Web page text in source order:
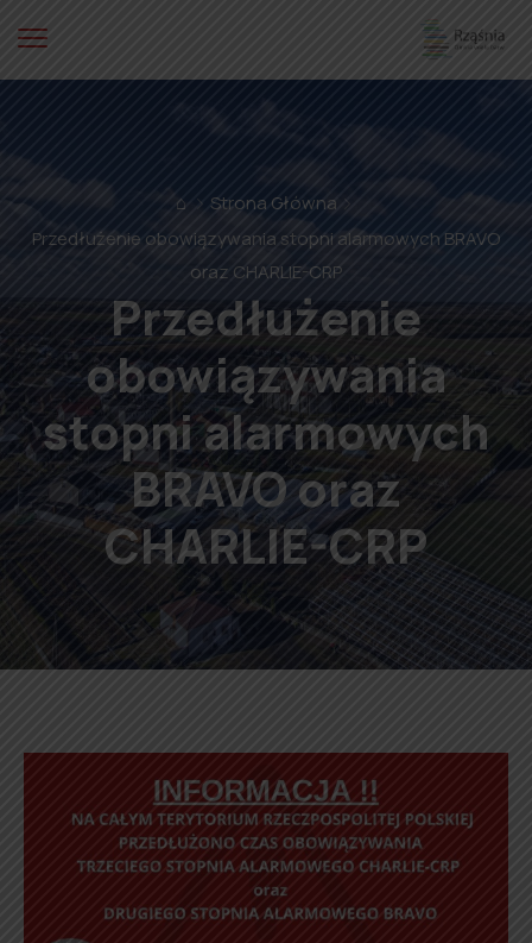
⌂
Strona Główna
Przedłużenie obowiązywania stopni alarmowych BRAVO
oraz CHARLIE-CRP
Przedłużenie
obowiązywania
stopni alarmowych
BRAVO oraz
CHARLIE-CRP